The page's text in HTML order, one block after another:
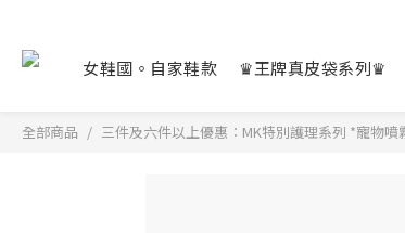
女鞋國。自家鞋款 ♛王牌真皮袋系列♛
全部商品 三件及六件以上優惠：MK特別護理系列 *寵物